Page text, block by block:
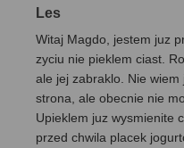
Les
Witaj Magdo, jestem juz
zyciu nie pieklem ciast.
ale jej zabraklo. Nie
strona, ale obecnie nie
Upieklem juz wysmienite
przed chwila placek